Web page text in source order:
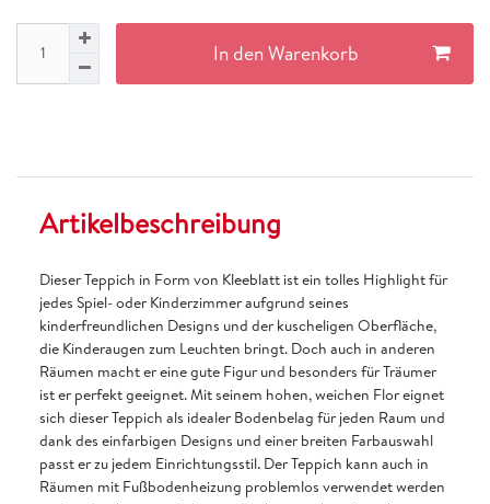
In den Warenkorb
Artikelbeschreibung
Dieser Teppich in Form von Kleeblatt ist ein tolles Highlight für
jedes Spiel- oder Kinderzimmer aufgrund seines
kinderfreundlichen Designs und der kuscheligen Oberfläche,
die Kinderaugen zum Leuchten bringt. Doch auch in anderen
Räumen macht er eine gute Figur und besonders für Träumer
ist er perfekt geeignet. Mit seinem hohen, weichen Flor eignet
sich dieser Teppich als idealer Bodenbelag für jeden Raum und
dank des einfarbigen Designs und einer breiten Farbauswahl
passt er zu jedem Einrichtungsstil. Der Teppich kann auch in
Räumen mit Fußbodenheizung problemlos verwendet werden